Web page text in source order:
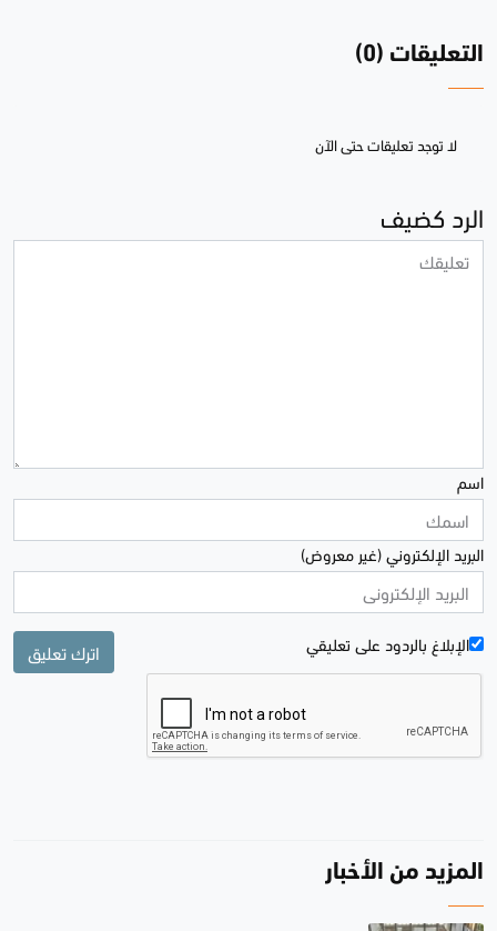
التعليقات (0)
لا توجد تعليقات حتى الآن
الرد كضيف
اسم
البريد الإلكتروني (غير معروض)
الإبلاغ بالردود علی تعليقي اترك تعليق
المزيد من الأخبار